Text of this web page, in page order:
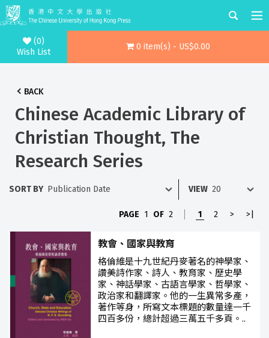
(0)
Wish List
0 item(s) - US$0.00
BACK
Chinese Academic Library of
Christian Thought, The
Research Series
SORT BY VIEW
PAGE 1 OF 2 1 2 > >|
教會、國家與教育
格倫維是十九世紀丹麥著名的神學家、
讚美詩作家、詩人、教育家、歷史學
家、神話學家、古語言學家、哲學家、
政治家和翻譯家。他的一生異常多產，
著作等身，所寫文本標題的數量達一千
四百多份，總計超過三萬五千多頁。..